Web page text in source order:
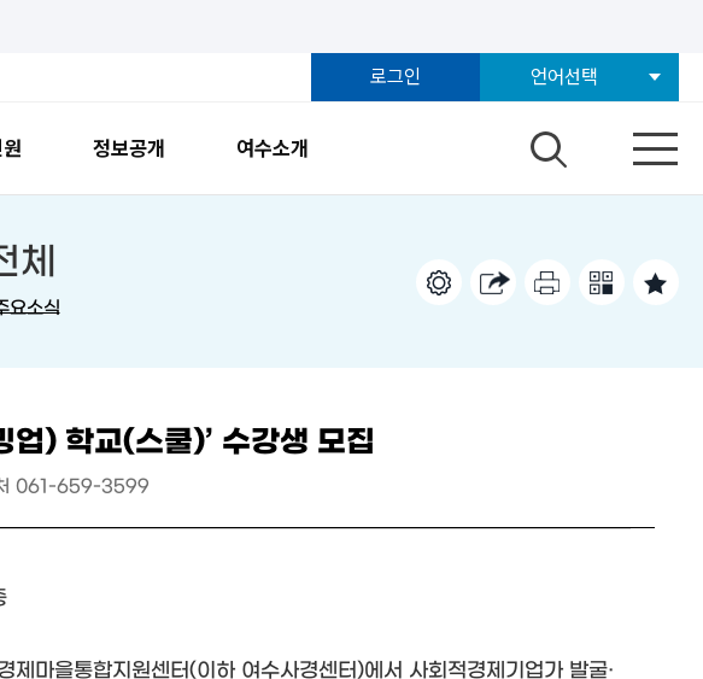
로그인 언어선택
정보공개 여수소개
체
요소식
) 학교(스쿨)’ 수강생 모집
061-659-3599
마을통합지원센터(이하 여수사경센터)에서 사회적경제기업가 발굴·